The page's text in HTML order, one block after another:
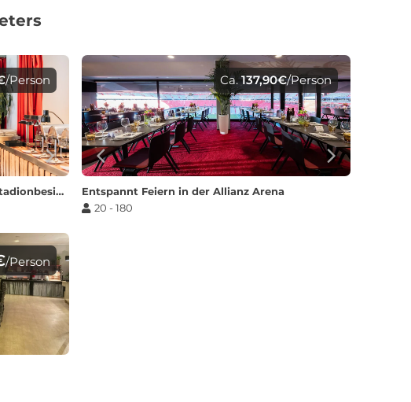
/Person
Tagen in der Allianz Arena opt. mit Stadionbesichtigung
Ca. 137,90€/Person
Entspannt Feiern in der Allianz Arena
20 - 180
/Person